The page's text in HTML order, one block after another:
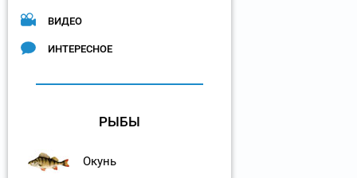
ВИДЕО
ИНТЕРЕСНОЕ
РЫБЫ
Окунь